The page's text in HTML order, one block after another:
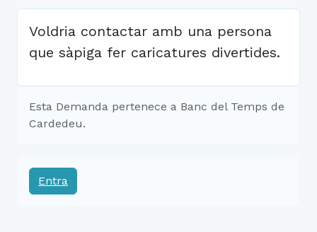
Voldria contactar amb una persona
que sàpiga fer caricatures divertides.
Esta Demanda pertenece a Banc del Temps de
Cardedeu.
Entra